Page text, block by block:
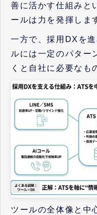
善に活かす仕組みと
ールは力を発揮しま
一方で、採用DXを
ルには一定のパター
くと自社に必要なも
ツールの全体像と中